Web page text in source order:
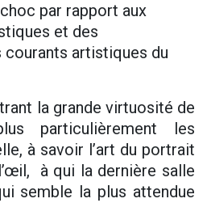
par rapport aux
et des
artistiques du
la grande virtuosité de
particulièrement les
à savoir l’art du portrait
à qui la dernière salle
semble la plus attendue